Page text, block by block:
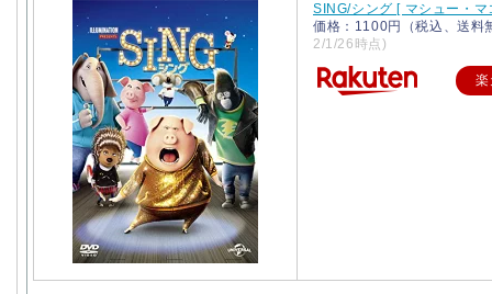
SING/シング [ マシュー・マ
価格：1100円（税込、送料
2/1/26時点)